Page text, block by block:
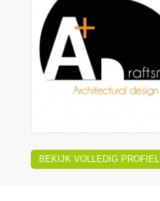
BEKIJK VOLLEDIG PROFIEL